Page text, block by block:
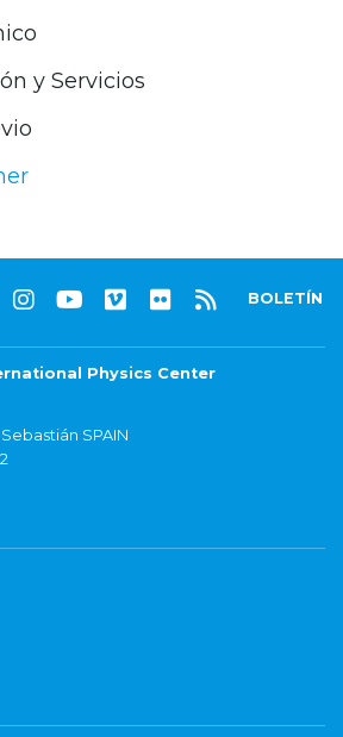
y Servicios
BOLETÍN
Physics Center
SPAIN